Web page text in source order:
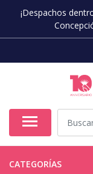
¡Despachos
CATEGORÍAS